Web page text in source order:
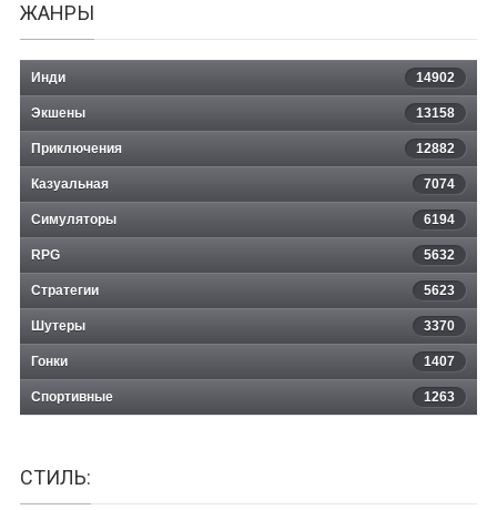
ЖАНРЫ
Инди 14902
Экшены 13158
Приключения 12882
Казуальная 7074
Симуляторы 6194
RPG 5632
Стратегии 5623
Шутеры 3370
Гонки 1407
Спортивные 1263
СТИЛЬ: